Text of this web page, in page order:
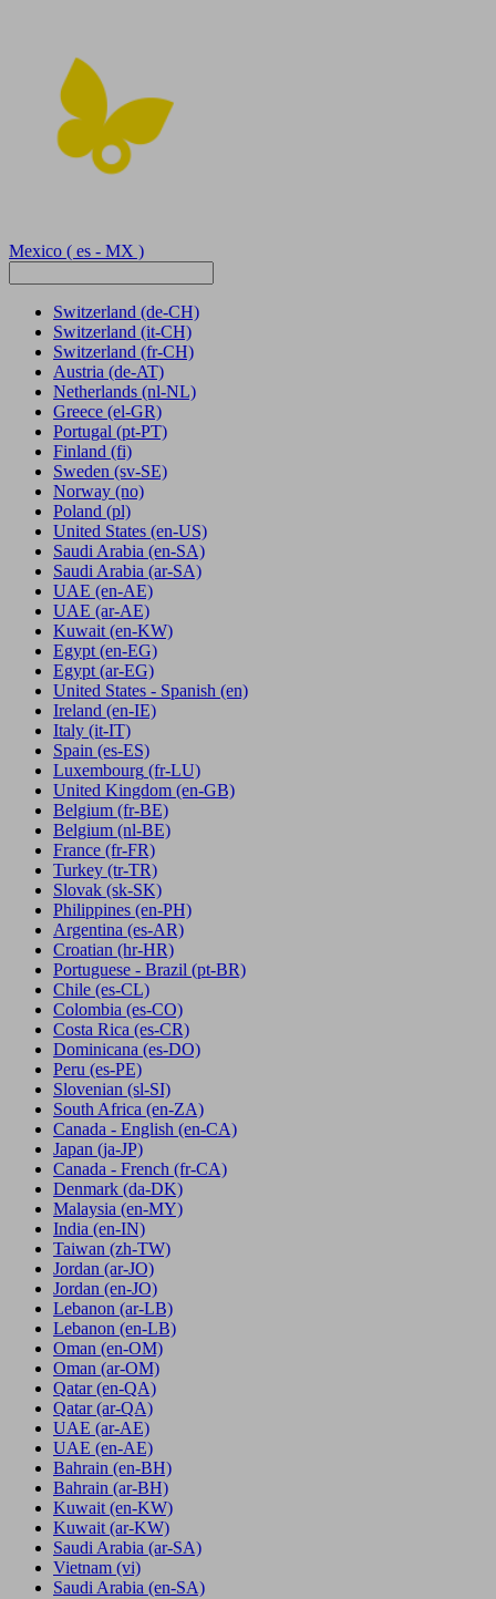
Mexico ( es - MX )
Switzerland (de-CH)
Switzerland (it-CH)
Switzerland (fr-CH)
Austria (de-AT)
Netherlands (nl-NL)
Greece (el-GR)
Portugal (pt-PT)
Finland (fi)
Sweden (sv-SE)
Norway (no)
Poland (pl)
United States (en-US)
Saudi Arabia (en-SA)
Saudi Arabia (ar-SA)
UAE (en-AE)
UAE (ar-AE)
Kuwait (en-KW)
Egypt (en-EG)
Egypt (ar-EG)
United States - Spanish (en)
Ireland (en-IE)
Italy (it-IT)
Spain (es-ES)
Luxembourg (fr-LU)
United Kingdom (en-GB)
Belgium (fr-BE)
Belgium (nl-BE)
France (fr-FR)
Turkey (tr-TR)
Slovak (sk-SK)
Philippines (en-PH)
Argentina (es-AR)
Croatian (hr-HR)
Portuguese - Brazil (pt-BR)
Chile (es-CL)
Colombia (es-CO)
Costa Rica (es-CR)
Dominicana (es-DO)
Peru (es-PE)
Slovenian (sl-SI)
South Africa (en-ZA)
Canada - English (en-CA)
Japan (ja-JP)
Canada - French (fr-CA)
Denmark (da-DK)
Malaysia (en-MY)
India (en-IN)
Taiwan (zh-TW)
Jordan (ar-JO)
Jordan (en-JO)
Lebanon (ar-LB)
Lebanon (en-LB)
Oman (en-OM)
Oman (ar-OM)
Qatar (en-QA)
Qatar (ar-QA)
UAE (ar-AE)
UAE (en-AE)
Bahrain (en-BH)
Bahrain (ar-BH)
Kuwait (en-KW)
Kuwait (ar-KW)
Saudi Arabia (ar-SA)
Vietnam (vi)
Saudi Arabia (en-SA)